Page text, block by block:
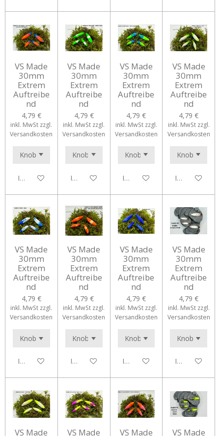
VS Made
30mm
Extrem
Auftreibe
nd
4,79 €
inkl. MwSt zzgl.
Versandkosten
In den Warenkorb
VS Made
30mm
Extrem
Auftreibe
nd
4,79 €
inkl. MwSt zzgl.
Versandkosten
In den Warenkorb
VS Made
30mm
Extrem
Auftreibe
nd
4,79 €
inkl. MwSt zzgl.
Versandkosten
In den Warenkorb
VS Made
30mm
Extrem
Auftreibe
nd
4,79 €
inkl. MwSt zzgl.
Versandkosten
In den
VS Made
30mm
Extrem
Auftreibe
nd
4,79 €
inkl. MwSt zzgl.
Versandkosten
In den Warenkorb
VS Made
30mm
Extrem
Auftreibe
nd
4,79 €
inkl. MwSt zzgl.
Versandkosten
In den Warenkorb
VS Made
30mm
Extrem
Auftreibe
nd
4,79 €
inkl. MwSt zzgl.
Versandkosten
In den Warenkorb
VS Made
30mm
Extrem
Auftreibe
nd
4,79 €
inkl. MwSt zzgl.
Versandkosten
In den
VS Made VS Made VS Made VS Made